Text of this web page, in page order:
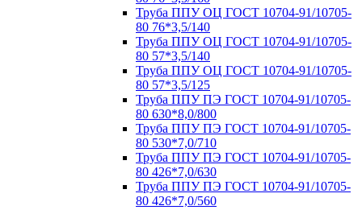
Труба ППУ ОЦ ГОСТ 10704-91/10705-
80 76*3,5/140
Труба ППУ ОЦ ГОСТ 10704-91/10705-
80 57*3,5/140
Труба ППУ ОЦ ГОСТ 10704-91/10705-
80 57*3,5/125
Труба ППУ ПЭ ГОСТ 10704-91/10705-
80 630*8,0/800
Труба ППУ ПЭ ГОСТ 10704-91/10705-
80 530*7,0/710
Труба ППУ ПЭ ГОСТ 10704-91/10705-
80 426*7,0/630
Труба ППУ ПЭ ГОСТ 10704-91/10705-
80 426*7,0/560